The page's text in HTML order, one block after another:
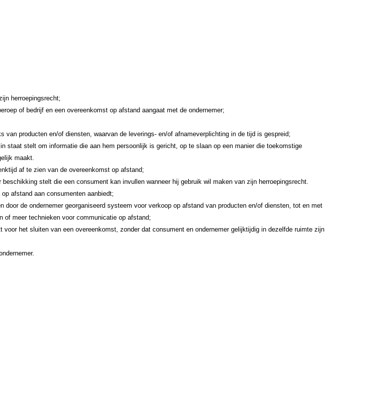
herroepingsrecht;
of bedrijf en een overeenkomst op afstand aangaat met de ondernemer;
van producten en/of diensten, waarvan de leverings- en/of afnameverplichting in de tijd is gespreid;
staat stelt om informatie die aan hem persoonlijk is gericht, op te slaan op een manier die toekomstige
maakt.
af te zien van de overeenkomst op afstand;
stelt die een consument kan invullen wanneer hij gebruik wil maken van zijn herroepingsrecht.
afstand aan consumenten aanbiedt;
door de ondernemer georganiseerd systeem voor verkoop op afstand van producten en/of diensten, tot en met
of meer technieken voor communicatie op afstand;
voor het sluiten van een overeenkomst, zonder dat consument en ondernemer gelijktijdig in dezelfde ruimte zijn